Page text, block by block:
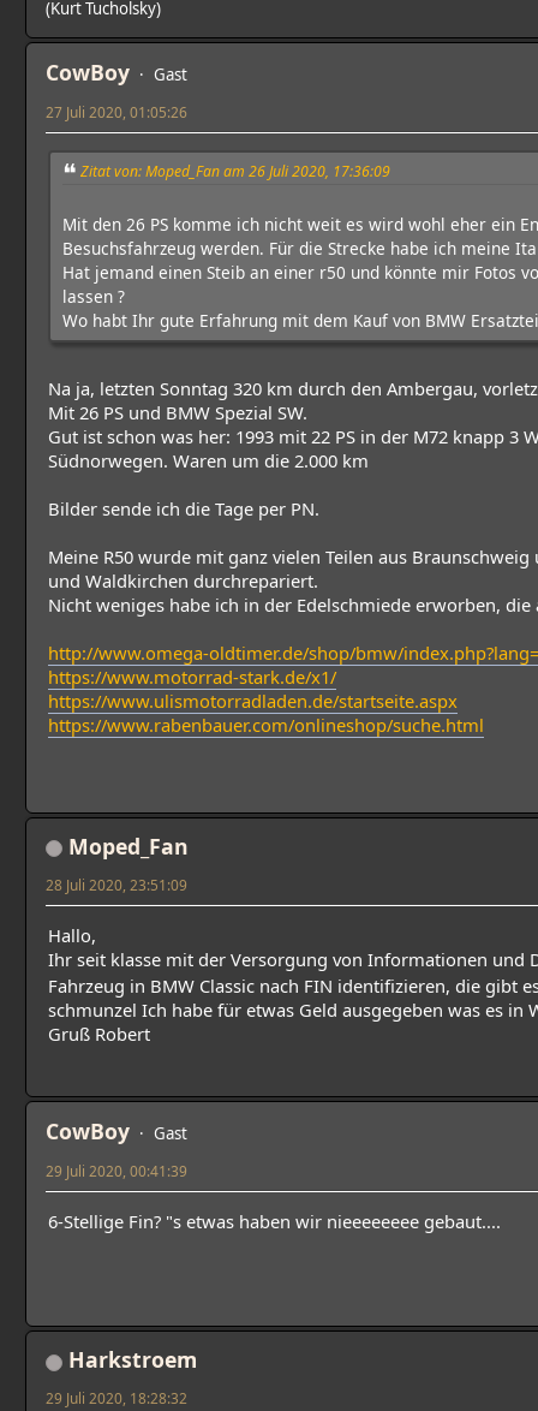
(Kurt Tucholsky)
CowBoy Gast
27 Juli 2020, 01:05:26
Zitat von: Moped_Fan am 26 Juli 2020, 17:36:09
Mit den 26 PS komme ich nicht weit es wird wohl eher ein
Besuchsfahrzeug werden. Für die Strecke habe ich meine
Hat jemand einen Steib an einer r50 und könnte mir Fotos
lassen ?
Wo habt Ihr gute Erfahrung mit dem Kauf von BMW
Na ja, letzten Sonntag 320 km durch den Ambergau,
Mit 26 PS und BMW Spezial SW.
Gut ist schon was her: 1993 mit 22 PS in der M72 knapp 3
Südnorwegen. Waren um die 2.000 km
Bilder sende ich die Tage per PN.
Meine R50 wurde mit ganz vielen Teilen aus
und Waldkirchen durchrepariert.
Nicht weniges habe ich in der Edelschmiede erworben, die
http://www.omega-oldtimer.de/shop/bmw/
https://www.motorrad-stark.de/x1/
https://www.ulismotorradladen.de/startseite.aspx
https://www.rabenbauer.com/onlineshop/suche.html
Moped_Fan
28 Juli 2020, 23:51:09
Hallo,
Ihr seit klasse mit der Versorgung von Informationen und
Fahrzeug in BMW Classic nach FIN identifizieren, die gibt
schmunzel Ich habe für etwas Geld ausgegeben was es in
Gruß Robert
CowBoy Gast
29 Juli 2020, 00:41:39
6-Stellige Fin? "s etwas haben wir nieeeeeeee gebaut....
Harkstroem
29 Juli 2020, 18:28:32